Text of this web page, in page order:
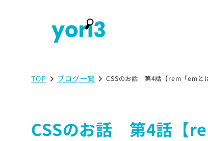
TOP ブログ一覧 CSSのお話 第4話【rem「emと
CSSのお話 第4話【